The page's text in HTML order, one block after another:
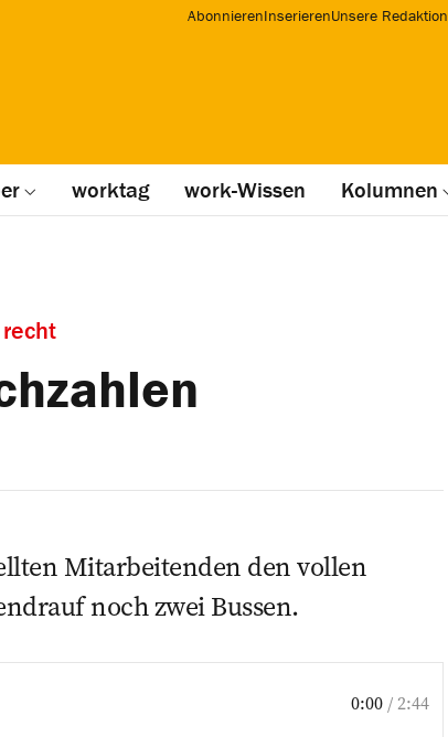
AbonnierenInserierenUnsere Redaktion
worktag work-Wissen Kolumnen
­Mitarbeitenden den vollen
noch zwei Bussen.
0:00 /2:44